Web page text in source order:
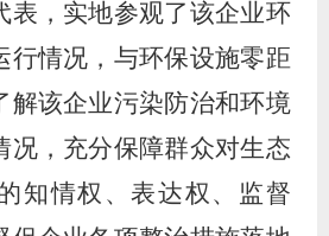
表，实地参观了该企业环
行情况，与环保设施零距
解该企业污染防治和环境
况，充分保障群众对生态
知情权、表达权、监督